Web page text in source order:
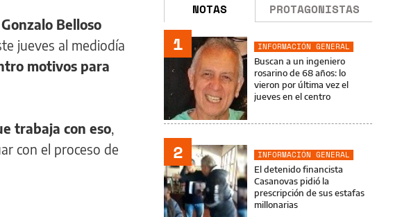
Belloso
jueves al mediodía
motivos para
trabaja con eso,
con el proceso de
NOTAS PROTAGONISTAS
1
INFORMACIÓN GENERAL
Buscan a un ingeniero
rosarino de 68 años: lo
vieron por última vez el
jueves en el centro
2
INFORMACIÓN GENERAL
El detenido financista
Casanovas pidió la
prescripción de sus estafas
millonarias